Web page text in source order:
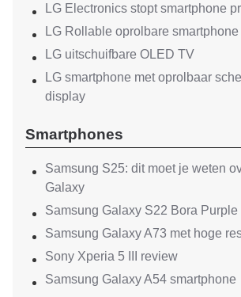
LG Electronics stopt smartphone
LG Rollable oprolbare smartphone
LG uitschuifbare OLED TV
LG smartphone met oprolbaar
display
Smartphones
Samsung S25: dit moet je weten
Galaxy
Samsung Galaxy S22 Bora Purple
Samsung Galaxy A73 met hoge
Sony Xperia 5 III review
Samsung Galaxy A54 smartphone